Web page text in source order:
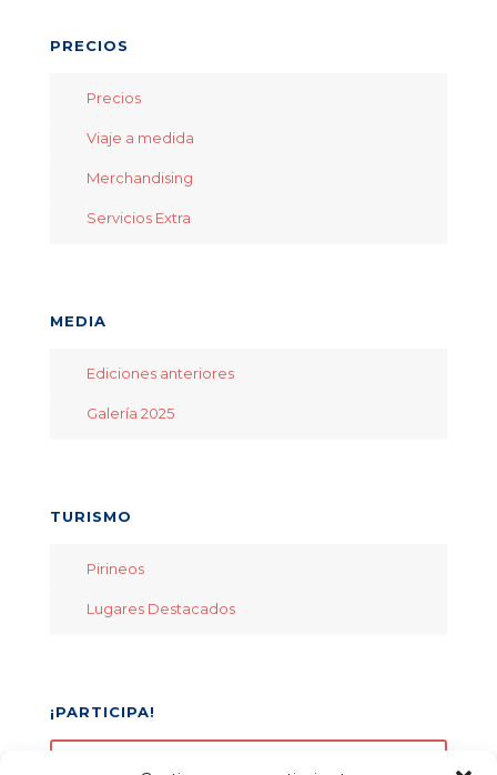
PRECIOS
Precios
Viaje a medida
Merchandising
Servicios Extra
MEDIA
Ediciones anteriores
Galería 2025
TURISMO
Pirineos
Lugares Destacados
¡PARTICIPA!